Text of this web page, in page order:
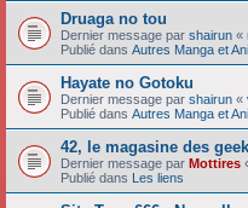
Druaga no tou
Dernier message par shairun «
Publié dans Autres Manga et
Hayate no Gotoku
Dernier message par shairun «
Publié dans Autres Manga et
42, le magasine des
Dernier message par Mottires
Publié dans Les liens